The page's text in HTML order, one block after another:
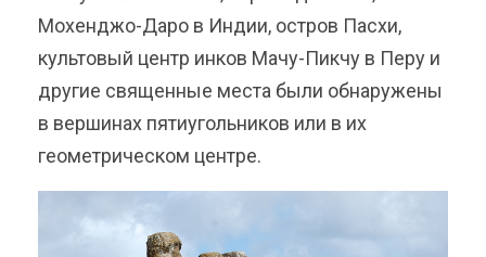
Мохенджо-Даро в Индии, остров Пасхи,
культовый центр инков Мачу-Пикчу в Перу и
другие священные места были обнаружены
в вершинах пятиугольников или в их
геометрическом центре.